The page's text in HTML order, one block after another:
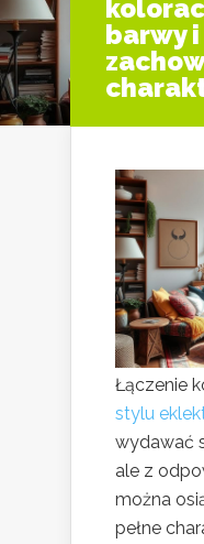
barwy
Łączenie
stylu
wydawać
ale z
można
pełne